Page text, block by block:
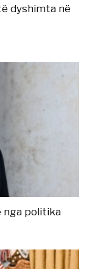
dyshimta në
nga politika